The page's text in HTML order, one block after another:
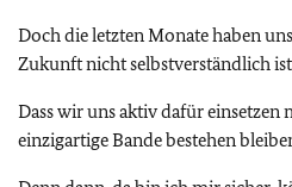
Doch die letzten Monate haben
Zukunft nicht selbstverständlich
Dass wir uns aktiv dafür einsetzen
einzigartige Bande bestehen